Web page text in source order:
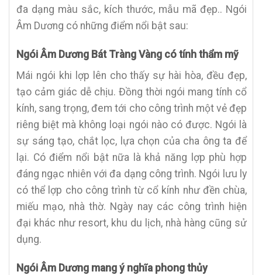
đa dạng màu sắc, kích thước, mẫu mã đẹp.. Ngói
Âm Dương có những điểm nổi bật sau:
Ngói Âm Dương Bát Tràng Vàng có tính thẩm mỹ
Mái ngói khi lợp lên cho thấy sự hài hòa, đều đẹp,
tạo cảm giác dễ chịu. Đồng thời ngói mang tính cổ
kính, sang trọng, đem tới cho công trình một vẻ đẹp
riêng biệt mà không loại ngói nào có được. Ngói là
sự sáng tạo, chắt lọc, lựa chọn của cha ông ta để
lại. Có điểm nổi bật nữa là khả năng lợp phù hợp
đáng ngạc nhiên với đa dạng công trình. Ngói lưu ly
có thể lợp cho công trình từ cổ kính như đền chùa,
miếu mạo, nhà thờ. Ngày nay các công trình hiện
đại khác như resort, khu du lịch, nhà hàng cũng sử
dụng.
Ngói Âm Dương mang ý nghĩa phong thủy